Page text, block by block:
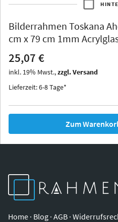
Iowa
Bilderrahmen Toskana
cm x 79 cm 1mm
25,07 €
inkl. 19% Mwst.,zzgl. Versand
Lieferzeit: 6-8 Tage*
Zum
Home · Blog · AGB ·